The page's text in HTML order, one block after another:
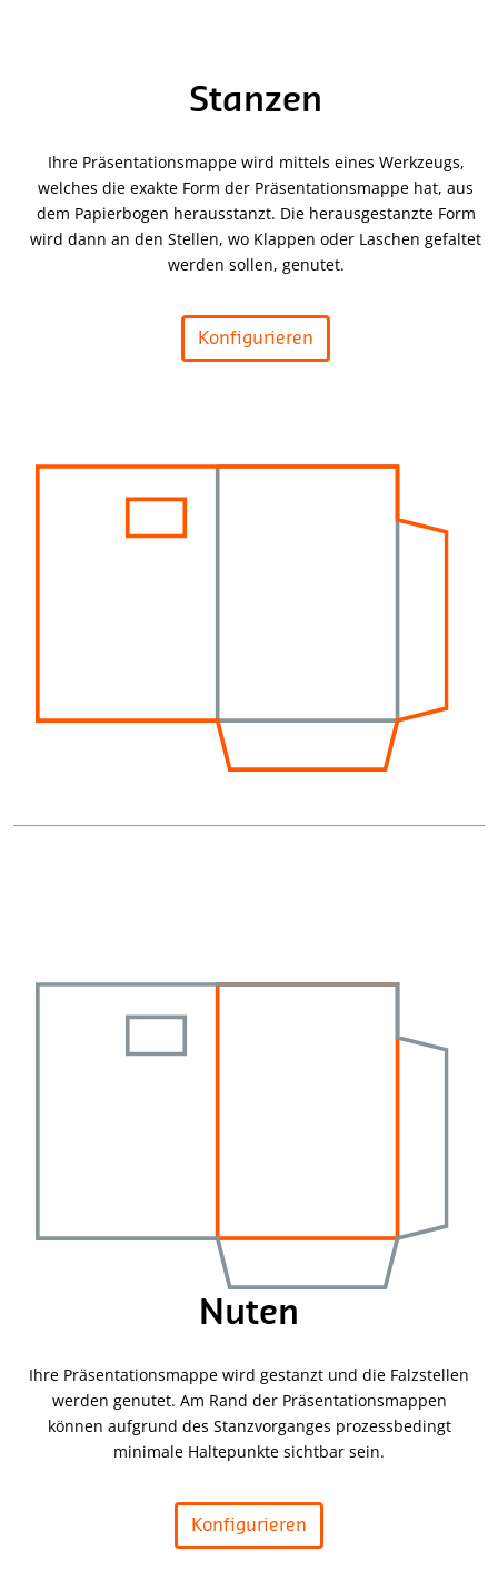
Stanzen
Ihre Präsentationsmappe wird mittels eines Werkzeugs,
welches die exakte Form der Präsentationsmappe hat, aus
dem Papierbogen herausstanzt. Die herausgestanzte Form
wird dann an den Stellen, wo Klappen oder Laschen gefaltet
werden sollen, genutet.
Konfigurieren
Nuten
Ihre Präsentationsmappe wird gestanzt und die Falzstellen
werden genutet. Am Rand der Präsentationsmappen
können aufgrund des Stanzvorganges prozessbedingt
minimale Haltepunkte sichtbar sein.
Konfigurieren